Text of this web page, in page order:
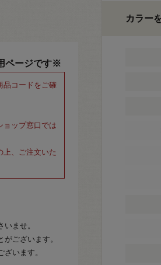
ページです※
品コードをご確
ョップ窓口では
上、ご注文いた
ませ。
ございます。
います。
カラー